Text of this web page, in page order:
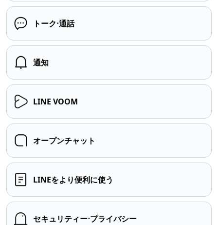
トーク⋅通話
通知
LINE VOOM
オープンチャット
LINEをより便利に使う
セキュリティー⋅プライバシー